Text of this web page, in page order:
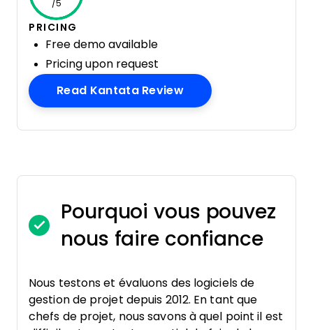
/5
PRICING
Free demo available
Pricing upon request
Read Kantata ReviewOpens New Window
Pourquoi vous pouvez
nous faire confiance
Nous testons et évaluons des logiciels de
gestion de projet depuis 2012. En tant que
chefs de projet, nous savons à quel point il est